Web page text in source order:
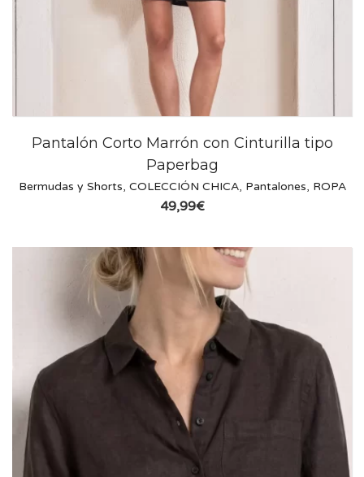
Pantalón Corto Marrón con Cinturilla tipo
Paperbag
Bermudas y Shorts, COLECCIÓN CHICA, Pantalones, ROPA
49,99€